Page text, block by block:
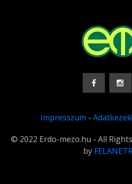
Impresszum -
© 2022 Erdo-mezo.hu - All
by